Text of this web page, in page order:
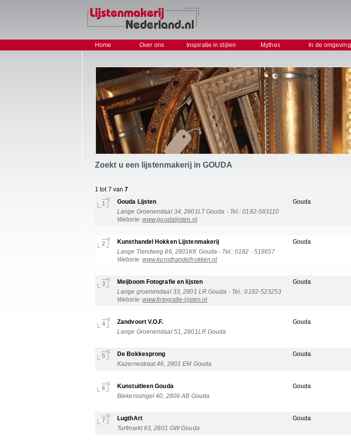
Home Over ons Inspiratie in stijlen Mythes In de omgeving
Zoekt u een lijstenmakerij in GOUDA
1 tot 7 van7
1 Gouda Lijsten Gouda
Lange Groenendaal 34, 2801LT Gouda - Tel.: 0182-583110
Website: www.goudalijsten.nl
2 Kunsthandel Hokken Lijstenmakerij Gouda
Lange Tiendweg 86, 2801KK Gouda - Tel.: 0182 - 519657
Website: www.kunsthandelhokken.nl
3 Meijboom Fotografie en lijsten Gouda
Lange groenendaal 33, 2801 LR Gouda - Tel.: 0182-523253
Website: www.fotografie-lijsten.nl
4 Zandvoort V.O.F. Gouda
Lange Groenendaal 51, 2801LR Gouda
5 De Bokkesprong Gouda
Kazernestraat 46, 2801 EM Gouda
6 Kunstuitleen Gouda Gouda
Blekerssingel 40, 2806 AB Gouda
7 LugthArt Gouda
Turfmarkt 63, 2801 GW Gouda